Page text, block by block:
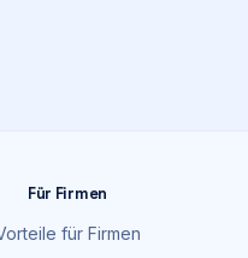
Für Firmen
für Firmen